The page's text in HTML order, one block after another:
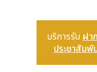
ทั้งนี้ในงาน ยังมี
มือ แหวนเพชร
ร้าน Marigold
บริการรับ ฝา
ประชาสัมพั